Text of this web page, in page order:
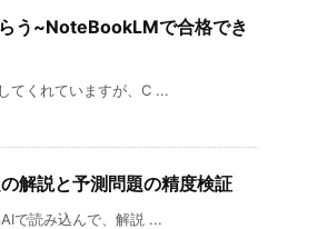
う~NoteBookLMで合格でき
てくれていますが、C ...
解説と予測問題の精度検証
で読み込んで、解説 ...